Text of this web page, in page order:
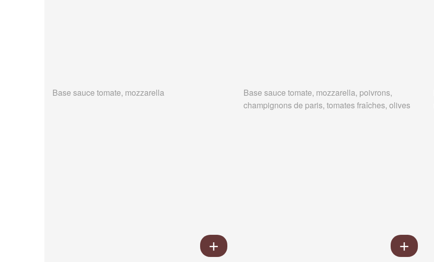
Base sauce tomate, mozzarella
Base sauce tomate, mozzarella, poivrons,
champignons de paris, tomates fraîches, olives